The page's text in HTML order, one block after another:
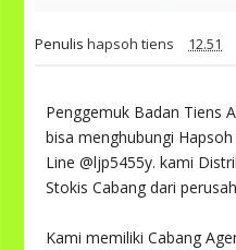
Penulishapsoh tiens 12.51
Penggemuk Badan Tiens
bisa menghubungi
Line @ljp5455y. kami
Stokis Cabang dari
Kami memiliki Cabang